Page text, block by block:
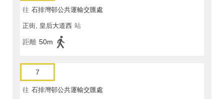
往 石排灣邨公共運輸交匯處
正街, 皇后大道西 站
距離 50m
7
往 石排灣邨公共運輸交匯處